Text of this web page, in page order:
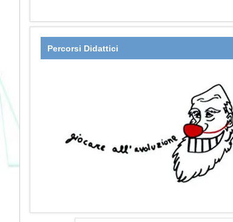
Percorsi Didattici